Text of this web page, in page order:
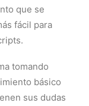
que se
fácil para
tomando
básico
sus dudas